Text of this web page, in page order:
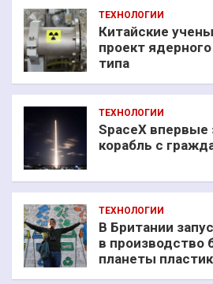
ТЕХНОЛОГИИ
Китайские
проект
типа
ТЕХНОЛОГИИ
SpaceX впервые
корабль с
ТЕХНОЛОГИИ
В Британии
в производство
планеты пластик